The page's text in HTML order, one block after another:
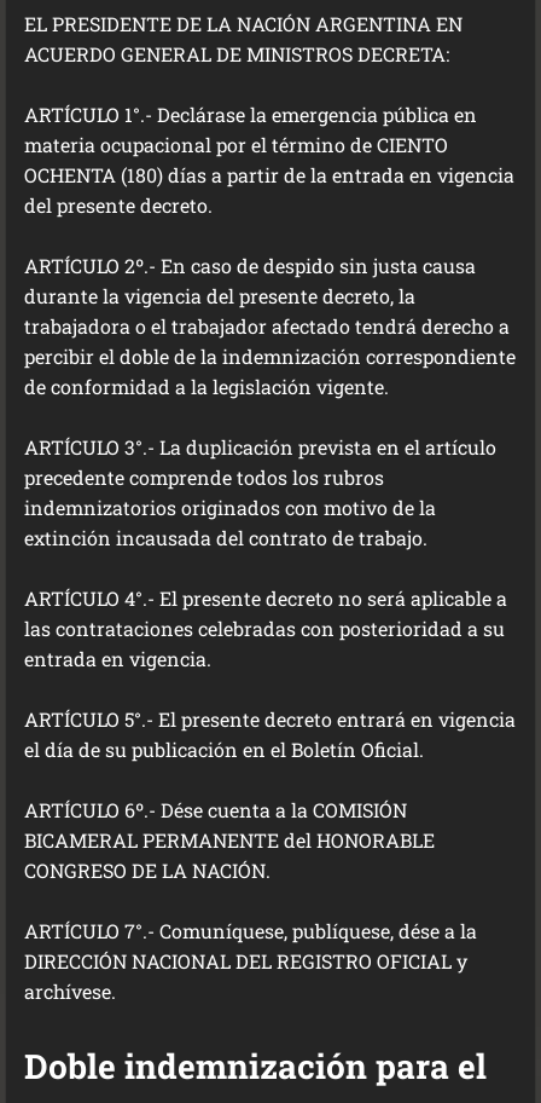
EL PRESIDENTE DE LA NACIÓN ARGENTINA EN
ACUERDO GENERAL DE MINISTROS DECRETA:
ARTÍCULO 1°.- Declárase la emergencia pública en
materia ocupacional por el término de CIENTO
OCHENTA (180) días a partir de la entrada en vigencia
del presente decreto.
ARTÍCULO 2º.- En caso de despido sin justa causa
durante la vigencia del presente decreto, la
trabajadora o el trabajador afectado tendrá derecho a
percibir el doble de la indemnización correspondiente
de conformidad a la legislación vigente.
ARTÍCULO 3°.- La duplicación prevista en el artículo
precedente comprende todos los rubros
indemnizatorios originados con motivo de la
extinción incausada del contrato de trabajo.
ARTÍCULO 4°.- El presente decreto no será aplicable a
las contrataciones celebradas con posterioridad a su
entrada en vigencia.
ARTÍCULO 5°.- El presente decreto entrará en vigencia
el día de su publicación en el Boletín Oficial.
ARTÍCULO 6º.- Dése cuenta a la COMISIÓN
BICAMERAL PERMANENTE del HONORABLE
CONGRESO DE LA NACIÓN.
ARTÍCULO 7°.- Comuníquese, publíquese, dése a la
DIRECCIÓN NACIONAL DEL REGISTRO OFICIAL y
archívese.
Doble indemnización para el